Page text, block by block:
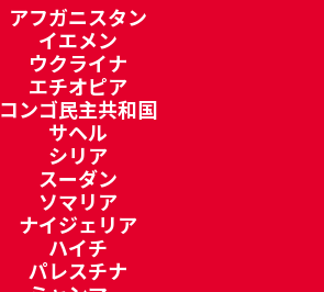
アフガニスタン
イエメン
ウクライナ
エチオピア
コンゴ民主共和国
サヘル
シリア
スーダン
ソマリア
ナイジェリア
ハイチ
パレスチナ